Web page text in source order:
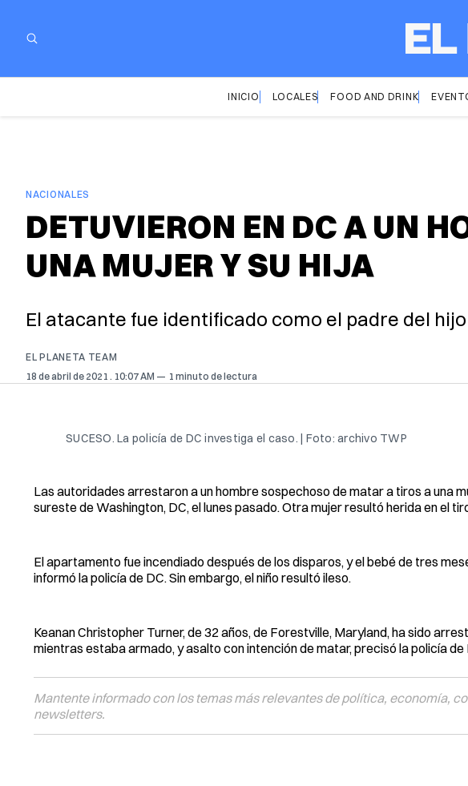
INICIO LOCALES FOOD AND DRINK
NACIONALES
DETUVIERON EN DC A UN
UNA MUJER Y SU HIJA
El atacante fue identificado como el padre del
EL PLANETA TEAM
18 de abril de 2021 . 10:07 AM 1 minuto de lectura
SUCESO. La policía de DC investiga el caso. | Foto: archivo TWP
Las autoridades arrestaron a un hombre sospechoso de matar a tiros a una
sureste de Washington, DC, el lunes pasado. Otra mujer resultó herida en el
El apartamento fue incendiado después de los disparos, y el bebé de tres
informó la policía de DC. Sin embargo, el niño resultó ileso.
Keanan Christopher Turner, de 32 años, de Forestville, Maryland, ha sido
mientras estaba armado, y asalto con intención de matar, precisó la policía de
Mantente informado con los temas más relevantes de política, economía,
newsletters.